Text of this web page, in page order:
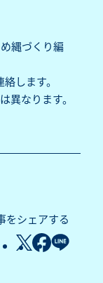
縄づくり編
します。
異なります。
をシェアする